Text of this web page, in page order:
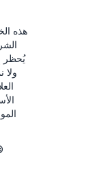
هذه
يُحظر
ولا